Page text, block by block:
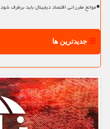
موانع مقرراتی اقتصاد دیجیتال باید برطرف شود
جدیدترین ها